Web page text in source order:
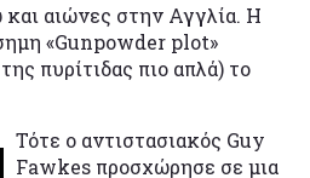
αιώνες στην Αγγλία. Η
«Gunpowder plot»
πυρίτιδας πιο απλά) το
Τότε ο αντιστασιακός Guy
Fawkes προσχώρησε σε μια